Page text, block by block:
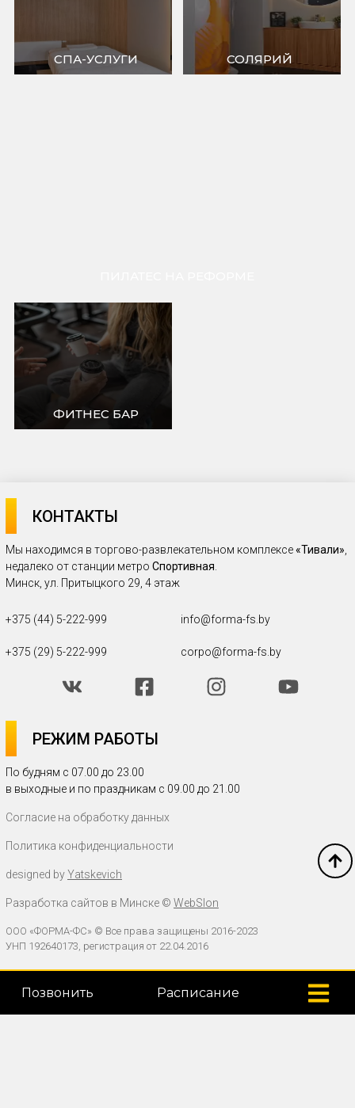
КОНТАКТЫ
РЕЖИМ РАБОТЫ
Мы находимся в торгово-развлекательном комплексе«Тивали»
недалеко от станции метро Спортивная
Минск, ул. Притыцкого 29, 4 этаж
+375 (44) 5-222-999 info@forma-fs.by
+375 (29) 5-222-999 corpo@forma-fs.by
По будням с 07.00 до 23.00
в выходные и по праздникам с 09.00 до 21.00
Согласие на обработку данных
Политика конфиденциальности
designed byYatskevich
Разработка сайтов в Минске © WebSlon
ООО «ФОРМА-ФС» © Все права защищены 2016-2023
УНП 192640173, регистрация от 22.04.2016
Позвонить Расписание